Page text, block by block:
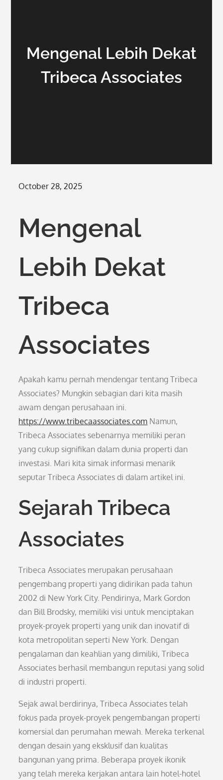
Mengenal Lebih Dekat
Tribeca Associates
Posted
October 28, 2025
Mengenal
Lebih Dekat
Tribeca
Associates
Apakah kamu pernah mendengar tentang Tribeca
Associates? Mungkin sebagian dari kita masih
awam dengan perusahaan ini.
https://www.tribecaassociates.com Namun,
Tribeca Associates sebenarnya memiliki peran
yang cukup signifikan dalam dunia properti dan
investasi. Mari kita simak informasi menarik
seputar Tribeca Associates di dalam artikel ini.
Sejarah Tribeca
Associates
Tribeca Associates merupakan perusahaan
pengembang properti yang didirikan pada tahun
2002 di New York City. Pendirinya, Mark Gordon
dan Bill Brodsky, memiliki visi untuk menciptakan
proyek-proyek properti yang unik dan inovatif di
kota metropolitan seperti New York. Dengan
pengalaman dan keahlian yang dimiliki, Tribeca
Associates berhasil membangun reputasi yang solid
di industri properti.
Sejak awal berdirinya, Tribeca Associates telah
fokus pada proyek-proyek pengembangan properti
komersial dan perumahan mewah. Mereka terkenal
dengan desain yang eksklusif dan kualitas
bangunan yang prima. Beberapa proyek ikonik
yang telah mereka kerjakan antara lain hotel-hotel